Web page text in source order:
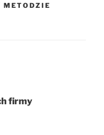
METODZIE
firmy